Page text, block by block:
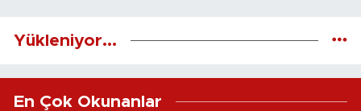
Yükleniyor...
En Çok Okunanlar